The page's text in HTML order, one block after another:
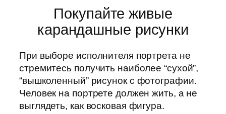
Покупайте живые
карандашные рисунки
При выборе исполнителя портрета не
стремитесь получить наиболее “сухой”,
“вышколенный” рисунок с фотографии.
Человек на портрете должен жить, а не
выглядеть, как восковая фигура.